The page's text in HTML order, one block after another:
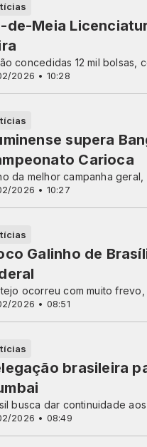
2026 • 10:28
de-Meia
concedidas 12 mil bolsas,
2026 • 10:27
supera
Carioca
da melhor campanha
2026 • 08:51
Galinho de
ocorreu com muito
2026 • 08:49
brasileira
busca dar continuidade